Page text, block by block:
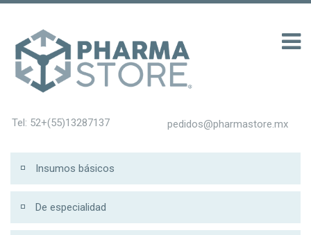
Tel: 52+(55)13287137 pedidos@pharmastore.mx
Insumos básicos
De especialidad